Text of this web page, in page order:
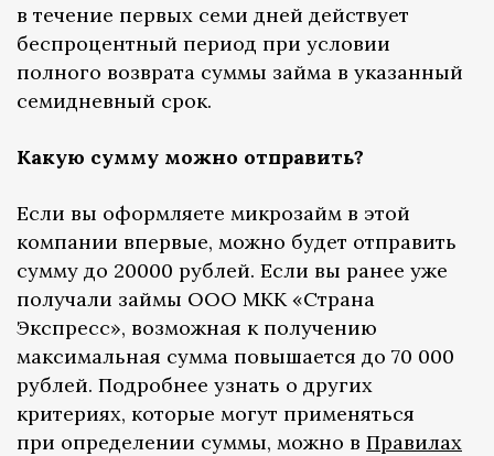
в течение первых семи дней действует
беспроцентный период при условии
полного возврата суммы займа в указанный
семидневный срок.
Какую сумму можно отправить?
Если вы оформляете микрозайм в этой
компании впервые, можно будет отправить
сумму до 20000 рублей. Если вы ранее уже
получали займы ООО МКК «Страна
Экспресс», возможная к получению
максимальная сумма повышается до 70 000
рублей. Подробнее узнать о других
критериях, которые могут применяться
при определении суммы, можно в Правилах